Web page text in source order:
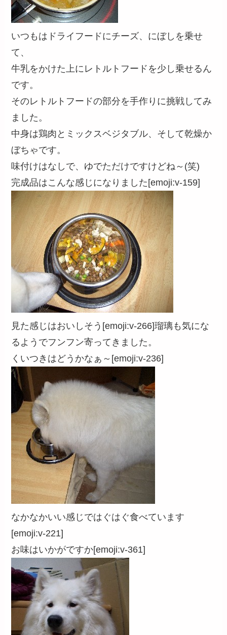
いつもはドライフードにチーズ、にぼしを乗せ
て、
牛乳をかけた上にレトルトフードを少し乗せるん
です。
そのレトルトフードの部分を手作りに挑戦してみ
ました。
中身は鶏肉とミックスベジタブル、そして乾燥か
ぼちゃです。
味付けはなしで、ゆでただけですけどね～(笑)
完成品はこんな感じになりました[emoji:v-159]
見た感じはおいしそう[emoji:v-266]瑠璃も気にな
るようでフンフン寄ってきました。
くいつきはどうかなぁ～[emoji:v-236]
なかなかいい感じではぐはぐ食べています
[emoji:v-221]
お味はいかがですか[emoji:v-361]